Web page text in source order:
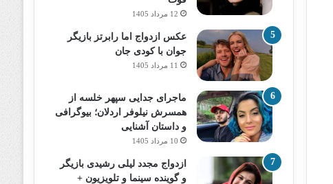
12 مرداد 1405
عکس ازدواج اما رابرتز بازیگر
جوان با کودی جان
11 مرداد 1405
ماجرای جدایی سپهر خلسه از
همسرش نیلوفر اردلان؛ بیوگرافی
و داستان آشنایی
10 مرداد 1405
ازدواج مجدد لیلی رشیدی بازیگر
و گوینده سینما و تلویزیون +